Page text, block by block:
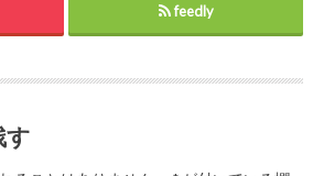
feedly
す